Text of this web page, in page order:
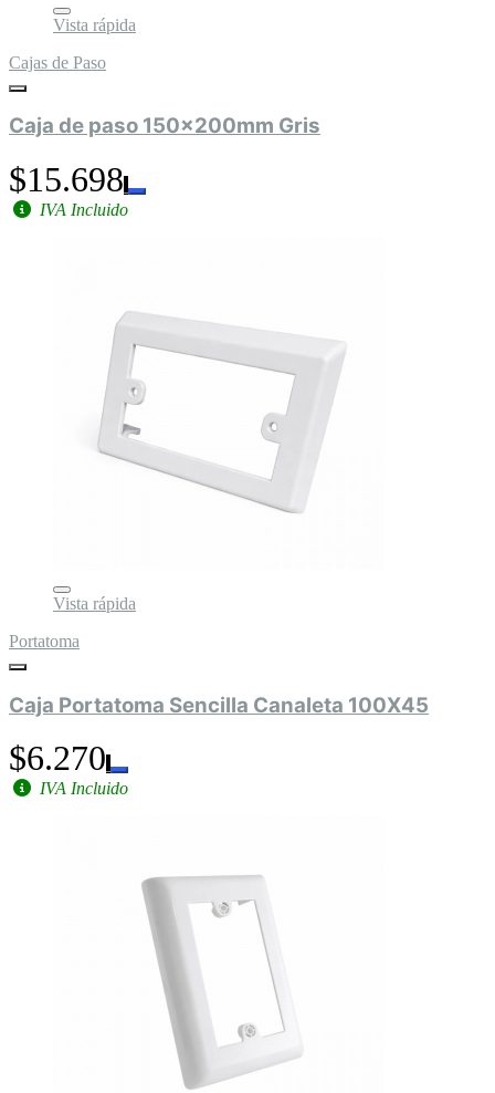
Vista rápida
Cajas de Paso
Caja de paso 150x200mm Gris
$15.698
IVA Incluido
Vista rápida
Portatoma
Caja Portatoma Sencilla Canaleta 100X45
$6.270
IVA Incluido